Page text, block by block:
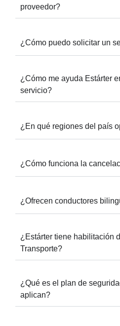
proveedor?
¿Cómo puedo solicitar un
¿Cómo me ayuda Estárter
servicio?
¿En qué regiones del país
¿Cómo funciona la
¿Ofrecen conductores
¿Estárter tiene habilitación
Transporte?
¿Qué es el plan de
aplican?